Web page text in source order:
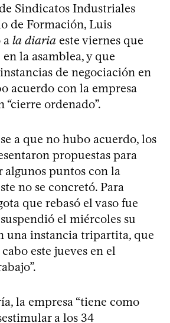
Sindicatos Industriales
de Formación, Luis
a la diaria este viernes que
la asamblea, y que
de negociación en
acuerdo con la empresa
“cierre ordenado”.
a que no hubo acuerdo, los
propuestas para
puntos con la
no se concretó. Para
que rebasó el vaso fue
el miércoles su
una instancia tripartita, que
este jueves en el
la empresa “tiene como
a los 34